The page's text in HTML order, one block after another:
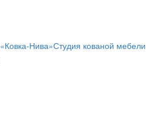
«Ковка-Нива»Студия кованой мебели